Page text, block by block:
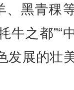
、黑青稞
牛之都”“
发展的壮